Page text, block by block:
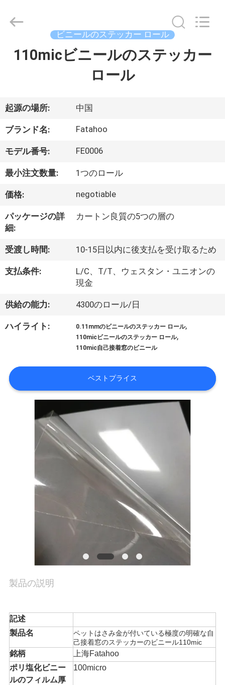
製
品
わ
た
た
ち
に
い
て
場
く
だ
さ
い
Copyright
ビニールのステッカー ロール
110micビニールのステッカー
ロール
起源の場所: 中国
ブランド名: Fatahoo
モデル番号: FE0006
最小注文数量: 1つのロール
価格: negotiable
パッケージの詳
細:
カートン良質の5つの層の
受渡し時間: 10-15日以内に後支払を受け取るため
支払条件:
L/C、T/T、ウェスタン・ユニオンの
現金
供給の能力: 4300のロール/日
ハイライト: 0.11mmのビニールのステッカー ロール,
110micビニールのステッカー ロール,
110mic自己接着窓のビニール
ベストプライス
製品の説明
記述
製品名
ペットはさみ金が付いている極度の明確な自
己接着窓のステッカーのビニール110mic
銘柄
上海Fatahoo
ポリ塩化ビニー
ルのフィルム厚
100micro